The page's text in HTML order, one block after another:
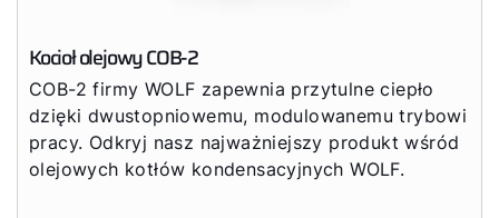
Kocioł olejowy COB-2
COB-2 firmy WOLF zapewnia przytulne ciepło
dzięki dwustopniowemu, modulowanemu trybowi
pracy. Odkryj nasz najważniejszy produkt wśród
olejowych kotłów kondensacyjnych WOLF.